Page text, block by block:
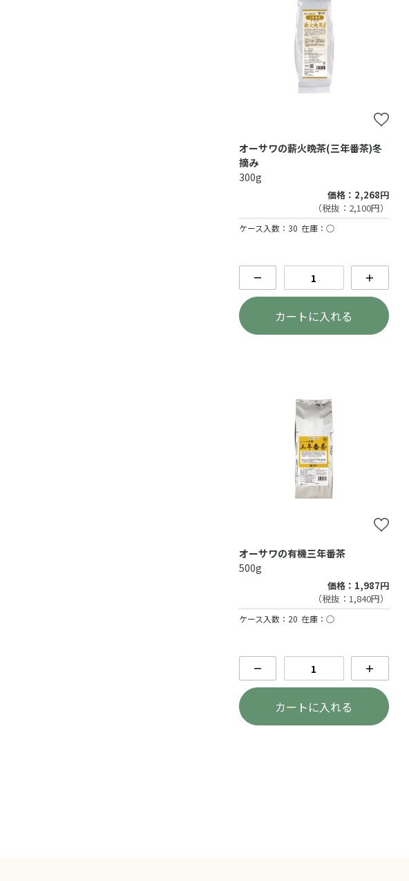
オーサワの薪火晩茶(三年番茶)冬
摘み
300g
価格：2,268円
（税抜：2,100円）
ケース入数：30 在庫：○
－ ＋
カートに入れる
オーサワの有機三年番茶
500g
価格：1,987円
（税抜：1,840円）
ケース入数：20 在庫：○
－ ＋
カートに入れる